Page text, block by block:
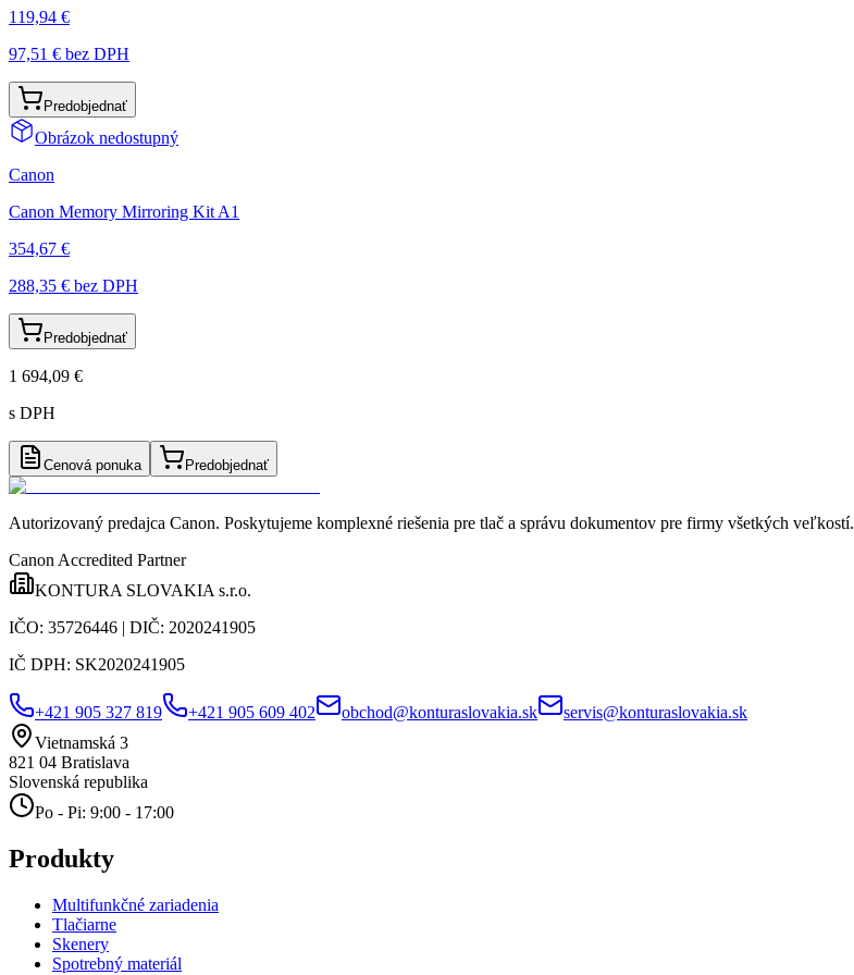
119,94 €
97,51 € bez DPH
Predobjednať
Obrázok nedostupný
Canon
Canon Memory Mirroring Kit A1
354,67 €
288,35 € bez DPH
Predobjednať
1 694,09 €
s DPH
Cenová ponuka Predobjednať
Autorizovaný predajca Canon. Poskytujeme komplexné riešenia pre tlač a správu dokumentov pre firmy všetkých veľkostí.
Canon Accredited Partner
KONTURA SLOVAKIA s.r.o.
IČO: 35726446 | DIČ: 2020241905
IČ DPH: SK2020241905
+421 905 327 819 +421 905 609 402 obchod@konturaslovakia.sk
servis@konturaslovakia.sk
Vietnamská 3
821 04 Bratislava
Slovenská republika
Po - Pi: 9:00 - 17:00
Produkty
Multifunkčné zariadenia
Tlačiarne
Skenery
Spotrebný materiál